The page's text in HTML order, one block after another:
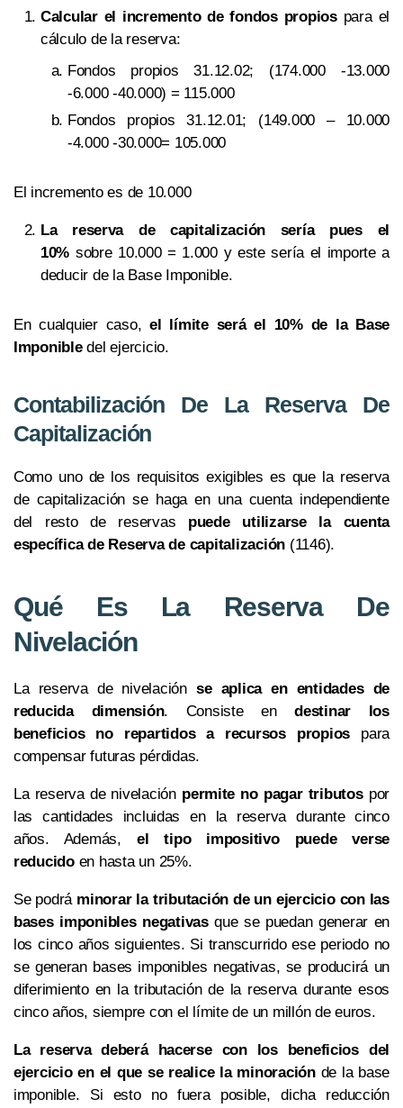
Calcular el incremento de fondos propiospara el
cálculo de la reserva:
Fondos propios 31.12.02; (174.000 -13.000
-6.000 -40.000) = 115.000
Fondos propios 31.12.01; (149.000 – 10.000
-4.000 -30.000= 105.000
El incremento es de 10.000
La reserva de capitalización sería pues el
10% sobre 10.000 = 1.000 y este sería el importe a
deducir de la Base Imponible.
En cualquier caso,el límite será el 10% de la Base
Imponibledel ejercicio.
Contabilización De La Reserva De
Capitalización
Como uno de los requisitos exigibles es que la reserva
de capitalización se haga en una cuenta independiente
del resto de reservas puede utilizarse la cuenta
específica de Reserva de capitalización (1146).
Qué Es La Reserva De
Nivelación
La reserva de nivelación se aplica en entidades de
reducida dimensión. Consiste endestinar los
beneficios no repartidos a recursos propios para
compensar futuras pérdidas.
La reserva de nivelación permite no pagar tributospor
las cantidades incluidas en la reserva durante cinco
años. Además, el tipo impositivo puede verse
reducidoen hasta un 25%.
Se podrá minorar la tributación de un ejercicio con las
bases imponibles negativasque se puedan generar en
los cinco años siguientes. Si transcurrido ese periodo no
se generan bases imponibles negativas, se producirá un
diferimiento en la tributación de la reserva durante esos
cinco años, siempre con el límite de un millón de euros.
La reserva deberá hacerse con los beneficios del
ejercicio en el que se realice la minoraciónde la base
imponible. Si esto no fuera posible, dicha reducción